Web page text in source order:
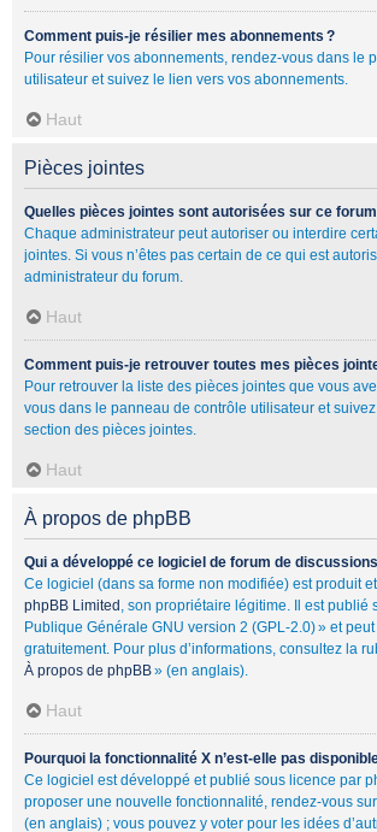
Comment puis-je résilier mes abonnements ?
Pour résilier vos abonnements, rendez-vous dans le
utilisateur et suivez le lien vers vos abonnements.
Haut
Pièces jointes
Quelles pièces jointes sont autorisées sur ce
Chaque administrateur peut autoriser ou interdire
jointes. Si vous n’êtes pas certain de ce qui est
administrateur du forum.
Haut
Comment puis-je retrouver toutes mes pièces
Pour retrouver la liste des pièces jointes que vous
vous dans le panneau de contrôle utilisateur et
section des pièces jointes.
Haut
À propos de phpBB
Qui a développé ce logiciel de forum de
Ce logiciel (dans sa forme non modifiée) est produit
phpBB Limited , son propriétaire légitime. Il est publié
Publique Générale GNU version 2 (GPL-2.0) » et
gratuitement. Pour plus d’informations, consultez la
À propos de phpBB» (en anglais).
Haut
Pourquoi la fonctionnalité X n’est-elle pas
Ce logiciel est développé et publié sous licence par
proposer une nouvelle fonctionnalité, rendez-vous sur
(en anglais) ; vous pouvez y voter pour les idées